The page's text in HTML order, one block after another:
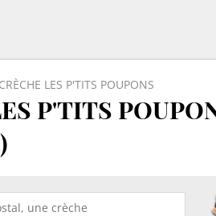
LES P'TITS POUPONS
P'TITS